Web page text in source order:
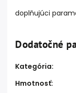
doplňujúci
Dodatočné
Kategória:
Hmotnosť: